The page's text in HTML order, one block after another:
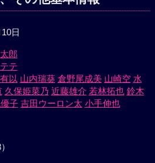
日
郎
テ
以 山内瑞葵 倉野尾成美 山崎空 水
久保姫菜乃 近藤雄介 若林拓也 鈴木
子 吉田ウーロン太 小手伸也